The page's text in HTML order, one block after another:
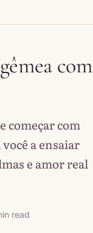
com
começar com
a ensaiar
e amor real
read